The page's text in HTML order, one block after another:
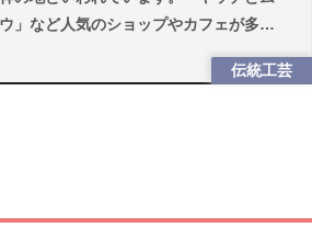
」など人気のショップやカフェが多
伝統工芸